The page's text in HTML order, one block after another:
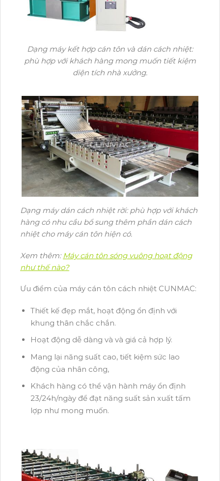
Dạng máy kết hợp cán tôn và dán cách nhiệt:
phù hợp với khách hàng mong muốn tiết kiệm
diện tích nhà xưởng.
Dạng máy dán cách nhiệt rời: phù hợp với khách
hàng có nhu cầu bổ sung thêm phần dán cách
nhiệt cho máy cán tôn hiện có.
Xem thêm: Máy cán tôn sóng vuông hoạt động
như thế nào?
Ưu điểm của máy cán tôn cách nhiệt CUNMAC:
Thiết kế đẹp mắt, hoạt động ổn định với
khung thân chắc chắn.
Hoạt động dễ dàng và và giá cả hợp lý.
Mang lại năng suất cao, tiết kiệm sức lao
động của nhân công,
Khách hàng có thể vận hành máy ổn định
23/24h/ngày để đạt năng suất sản xuất tấm
lợp như mong muốn.